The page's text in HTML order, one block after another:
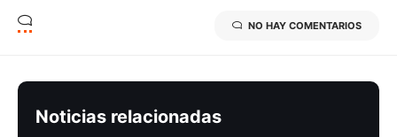
NO HAY COMENTARIOS
Noticias relacionadas